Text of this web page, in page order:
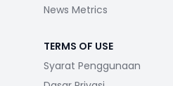
News Metrics
TERMS OF USE
Syarat Penggunaan